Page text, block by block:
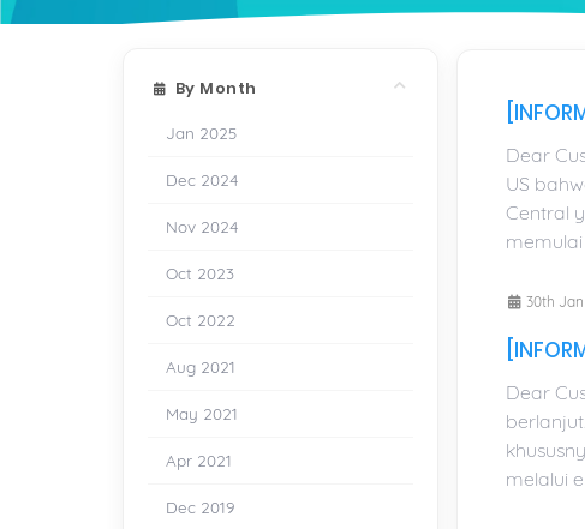
By Month
Jan 2025
Dec 2024
Nov 2024
Oct 2023
Oct 2022
Aug 2021
May 2021
Apr 2021
Dec 2019
Dear
US
Central
30th
Dear
melalui